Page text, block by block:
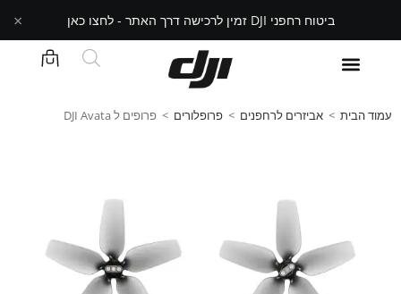
ביטוח רחפני DJI זמין לרכישה דרך האתר - לחצו כאן ×
עמוד הבית > אביזרים לרחפנים > פרופלורים > פרופים ל DJI Avata